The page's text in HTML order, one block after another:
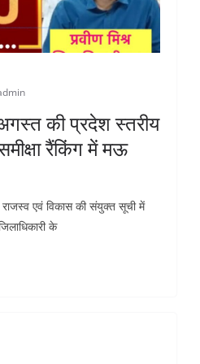
की प्रदेश स्तरीय
रैंकिंग में मऊ
राजस्व एवं विकास की संयुक्त सूची में
के